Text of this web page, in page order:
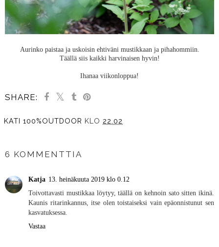
Aurinko paistaa ja uskoisin ehtiväni mustikkaan ja pihahommiin.
Täällä siis kaikki harvinaisen hyvin!
Ihanaa viikonloppua!
SHARE:
KATI 100%OUTDOOR KLO 22.02
6 KOMMENTTIA
Katja 13. heinäkuuta 2019 klo 0.12
Toivottavasti mustikkaa löytyy, täällä on kehnoin sato sitten ikinä.
Kaunis ritarinkannus, itse olen toistaiseksi vain epäonnistunut sen
kasvatuksessa.
Vastaa